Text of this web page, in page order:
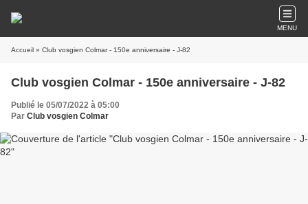
MENU
Accueil » Club vosgien Colmar - 150e anniversaire - J-82
Club vosgien Colmar - 150e anniversaire - J-82
Publié le 05/07/2022 à 05:00
Par Club vosgien Colmar